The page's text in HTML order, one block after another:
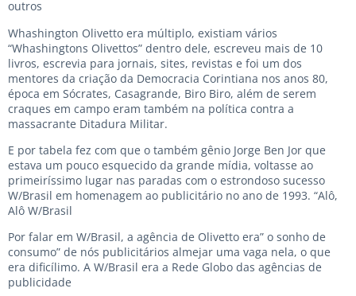
outros
Whashington Olivetto era múltiplo, existiam vários
“Whashingtons Olivettos” dentro dele, escreveu mais de 10
livros, escrevia para jornais, sites, revistas e foi um dos
mentores da criação da Democracia Corintiana nos anos 80,
época em Sócrates, Casagrande, Biro Biro, além de serem
craques em campo eram também na política contra a
massacrante Ditadura Militar.
E por tabela fez com que o também gênio Jorge Ben Jor que
estava um pouco esquecido da grande mídia, voltasse ao
primeiríssimo lugar nas paradas com o estrondoso sucesso
W/Brasil em homenagem ao publicitário no ano de 1993. “Alô,
Alô W/Brasil
Por falar em W/Brasil, a agência de Olivetto era” o sonho de
consumo” de nós publicitários almejar uma vaga nela, o que
era dificílimo. A W/Brasil era a Rede Globo das agências de
publicidade